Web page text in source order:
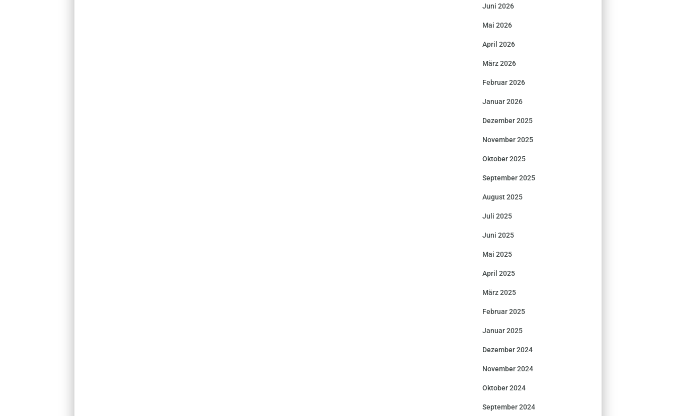
Juni 2026
Mai 2026
April 2026
März 2026
Februar 2026
Januar 2026
Dezember 2025
November 2025
Oktober 2025
September 2025
August 2025
Juli 2025
Juni 2025
Mai 2025
April 2025
März 2025
Februar 2025
Januar 2025
Dezember 2024
November 2024
Oktober 2024
September 2024